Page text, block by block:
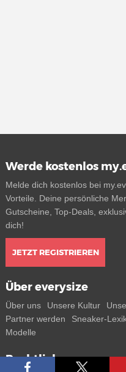
Werde kostenlos
Melde dich kostenlos bei
Vorteile. Deine persönliche
Gutscheine, Top-Deals,
dich!
JETZT REGISTRIEREN
Über everysize
Über uns Unsere Kultur
Partner werden
Sneaker-
Modelle
Rechtliches